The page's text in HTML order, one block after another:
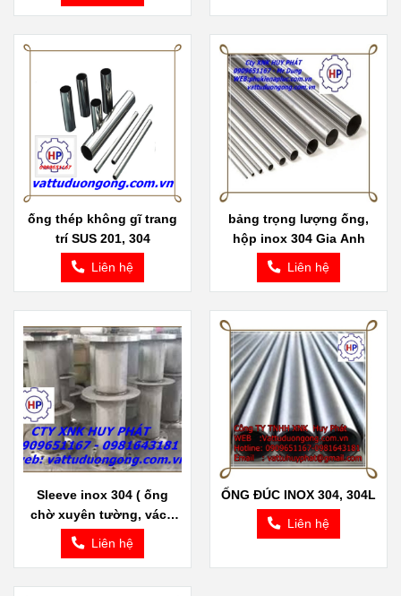
ống thép không gĩ trang
trí SUS 201, 304
Liên hệ
bảng trọng lượng ống,
hộp inox 304 Gia Anh
Liên hệ
Sleeve inox 304 ( ống
chờ xuyên tường, vách
inox 304)
Liên hệ
ỐNG ĐÚC INOX 304, 304L
Liên hệ